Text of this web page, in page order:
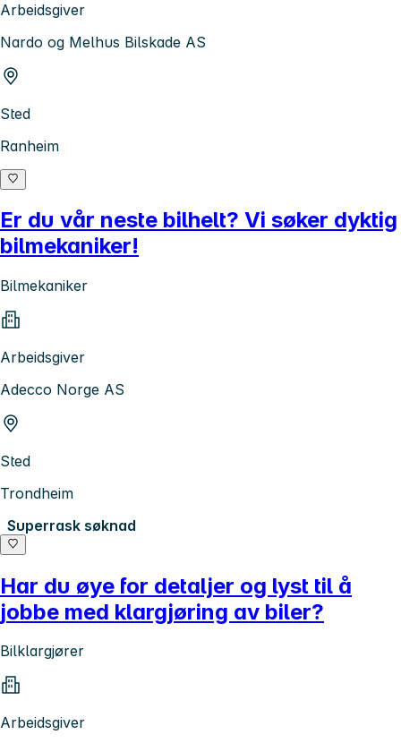
Arbeidsgiver
Nardo og Melhus Bilskade AS
Sted
Ranheim
Er du vår neste bilhelt? Vi søker dyktig
bilmekaniker!
Bilmekaniker
Arbeidsgiver
Adecco Norge AS
Sted
Trondheim
Superrask søknad
Har du øye for detaljer og lyst til å
jobbe med klargjøring av biler?
Bilklargjører
Arbeidsgiver